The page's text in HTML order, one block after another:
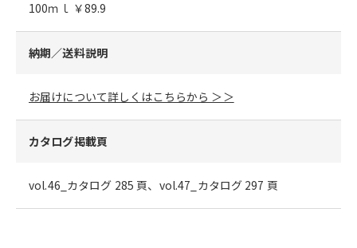
100ｍｌ ￥89.9
納期／送料説明
お届けについて詳しくはこちらから ＞＞
カタログ掲載頁
vol.46_カタログ 285 頁、vol.47_カタログ 297 頁